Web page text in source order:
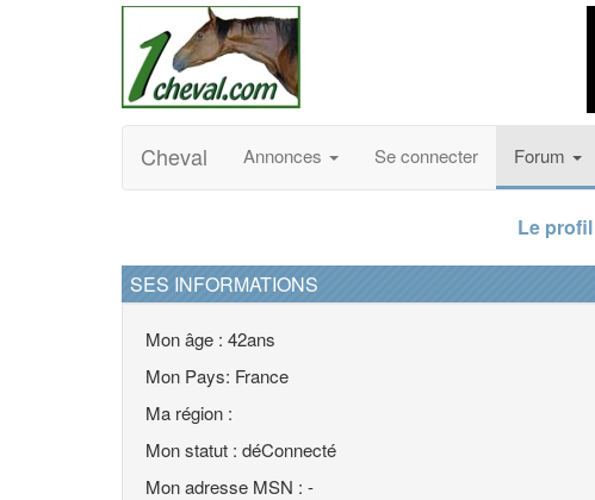
Cheval Annonces Se connecter Forum
Le
SES INFORMATIONS
Mon âge : 42ans
Mon Pays: France
Ma région :
Mon statut : déConnecté
Mon adresse MSN : -